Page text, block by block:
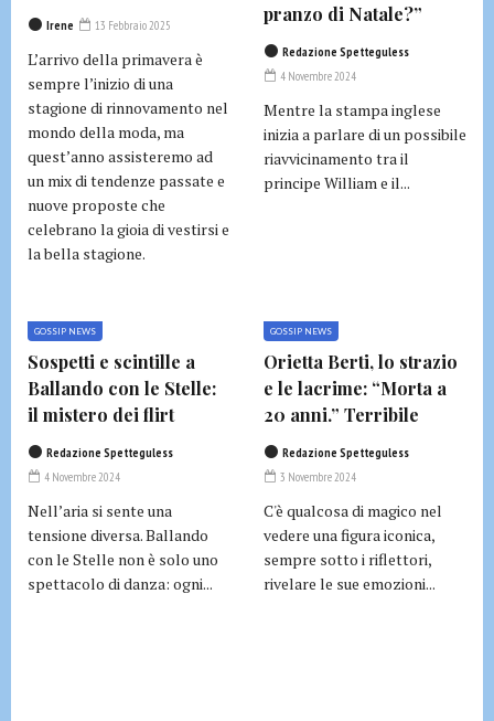
Irene 13 Febbraio 2025
L’arrivo della primavera è
sempre l’inizio di una
stagione di rinnovamento nel
mondo della moda, ma
quest’anno assisteremo ad
un mix di tendenze passate e
nuove proposte che
celebrano la gioia di vestirsi e
la bella stagione.
pranzo di Natale?”
Redazione Spetteguless
4 Novembre 2024
Mentre la stampa inglese
inizia a parlare di un possibile
riavvicinamento tra il
principe William e il...
GOSSIP NEWS
Sospetti e scintille a
Ballando con le Stelle:
il mistero dei flirt
Redazione Spetteguless
4 Novembre 2024
Nell’aria si sente una
tensione diversa. Ballando
con le Stelle non è solo uno
spettacolo di danza: ogni...
GOSSIP NEWS
Orietta Berti, lo strazio
e le lacrime: “Morta a
20 anni.” Terribile
Redazione Spetteguless
3 Novembre 2024
C'è qualcosa di magico nel
vedere una figura iconica,
sempre sotto i riflettori,
rivelare le sue emozioni...